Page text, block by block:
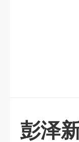
彭泽